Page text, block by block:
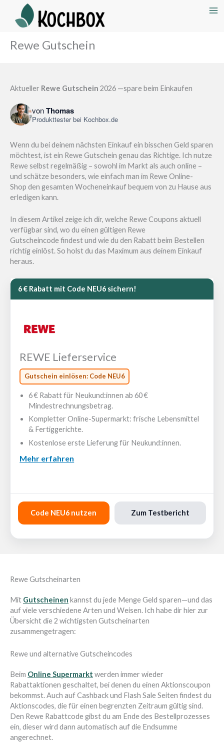
Rewe Gutschein
Aktueller Rewe Gutschein 2026 —spare beim Einkaufen
vonThomas
Produkttester bei Kochbox.de
Wenn du bei deinem nächsten Einkauf ein bisschen Geld sparen
möchtest, ist ein Rewe Gutschein genau das Richtige. Ich nutze
Rewe selbst regelmäßig – sowohl im Markt als auch online –
und schätze besonders, wie einfach man im Rewe Online-
Shop den gesamten Wocheneinkauf bequem von zu Hause aus
erledigen kann.
In diesem Artikel zeige ich dir, welche Rewe Coupons aktuell
verfügbar sind, wo du einen gültigen Rewe
Gutscheincode findest und wie du den Rabatt beim Bestellen
richtig einlöst. So holst du das Maximum aus deinem Einkauf
heraus.
6 € Rabatt mit Code NEU6sichern!
REWE Lieferservice
Gutschein einlösen: Code NEU6
6 € Rabatt für Neukund:innen ab 60 €
Mindestrechnungsbetrag.
Kompletter Online-Supermarkt: frische Lebensmittel
& Fertiggerichte.
Kostenlose erste Lieferung für Neukund:innen.
Mehr erfahren
Code NEU6 nutzen Zum Testbericht
Rewe Gutscheinarten
Mit Gutscheinen kannst du jede Menge Geld sparen—und das
auf viele verschiedene Arten und Weisen. Ich habe dir hier zur
Übersicht die 2 wichtigsten Gutscheinarten
zusammengetragen:
Rewe und alternative Gutscheincodes
Beim Online Supermarkt werden immer wieder
Rabattaktionen geschaltet, bei denen du einen Aktionscoupon
bekommst. Auch auf Cashback und Flash Sale Seiten findest du
Aktionscodes, die für einen begrenzten Zeitraum gültig sind.
Den Rewe Rabattcode gibst du am Ende des Bestellprozesses
ein, dieser wird dann automatisch auf die Endsumme
angerechnet.